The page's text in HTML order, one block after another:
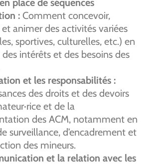
place de séquences
: Comment concevoir,
animer des activités variées
sportives, culturelles, etc.) en
intérêts et des besoins des
et les responsabilités :
des droits et des devoirs
et de la
des ACM, notamment en
surveillance, d’encadrement et
des mineurs.
et la relation avec les